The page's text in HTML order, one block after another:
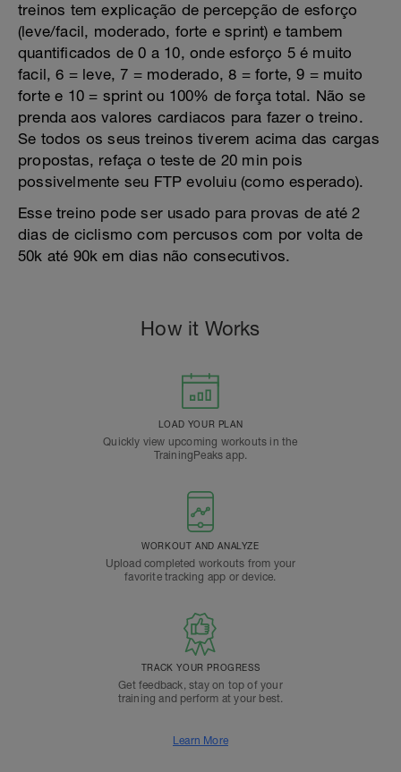
treinos tem explicação de percepção de esforço
(leve/facil, moderado, forte e sprint) e tambem
quantificados de 0 a 10, onde esforço 5 é muito
facil, 6 = leve, 7 = moderado, 8 = forte, 9 = muito
forte e 10 = sprint ou 100% de força total. Não se
prenda aos valores cardiacos para fazer o treino.
Se todos os seus treinos tiverem acima das cargas
propostas, refaça o teste de 20 min pois
possivelmente seu FTP evoluiu (como esperado).
Esse treino pode ser usado para provas de até 2
dias de ciclismo com percusos com por volta de
50k até 90k em dias não consecutivos.
How it Works
LOAD YOUR PLAN
Quickly view upcoming workouts in the
TrainingPeaks app.
WORKOUT AND ANALYZE
Upload completed workouts from your
favorite tracking app or device.
TRACK YOUR PROGRESS
Get feedback, stay on top of your
training and perform at your best.
Learn More